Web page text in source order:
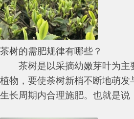
茶树的需肥规律有哪些？
茶树是以采摘幼嫩芽叶为主
植物，要使荼树新梢不断地萌发
生长周期内合理施肥。也就是说